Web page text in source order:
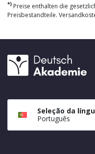
*) Preise enthalten die
Preisbestandteile.
Seleção da
Português